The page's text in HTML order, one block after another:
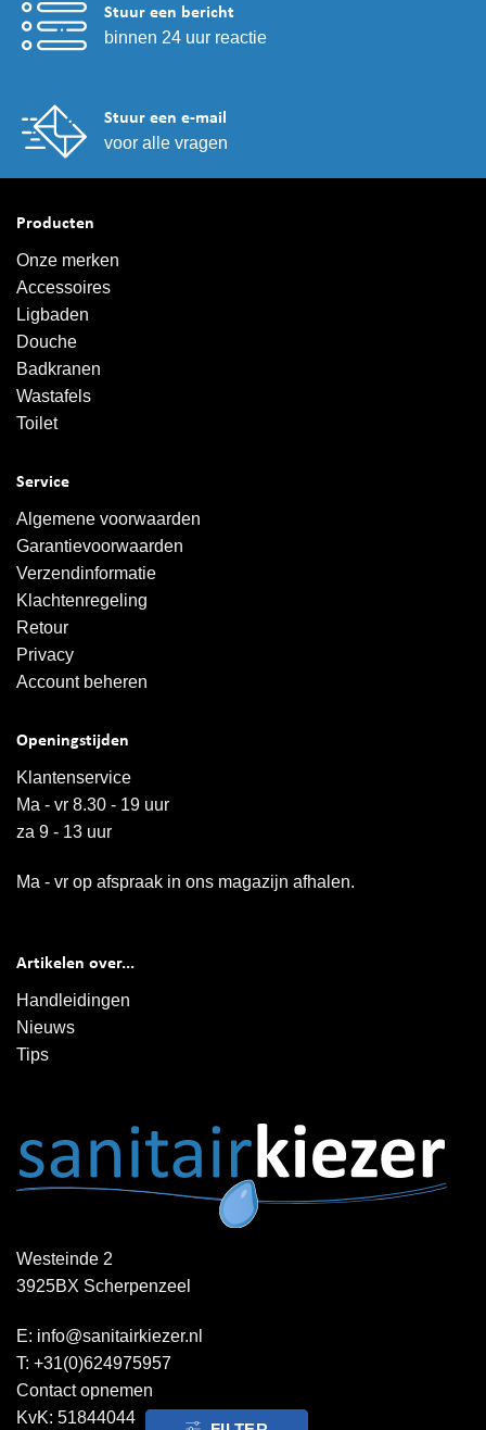
Stuur een bericht
binnen 24 uur reactie
Stuur een e-mail
voor alle vragen
Producten
Onze merken
Accessoires
Ligbaden
Douche
Badkranen
Wastafels
Toilet
Service
Algemene voorwaarden
Garantievoorwaarden
Verzendinformatie
Klachtenregeling
Retour
Privacy
Account beheren
Openingstijden
Klantenservice
Ma - vr 8.30 - 19 uur
za 9 - 13 uur
Ma - vr op afspraak in ons magazijn afhalen.
Artikelen over...
Handleidingen
Nieuws
Tips
Westeinde 2
3925BX Scherpenzeel
E: info@sanitairkiezer.nl
T: +31(0)624975957
Contact opnemen
KvK: 51844044